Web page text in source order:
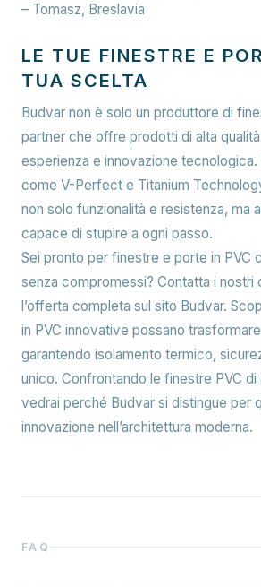
– Tomasz, Breslavia
LE TUE FINESTRE E
TUA SCELTA
Budvar non è solo un produttore di
partner che offre prodotti di alta
esperienza e innovazione tecnologica.
come V-Perfect e Titanium
non solo funzionalità e resistenza, ma
capace di stupire a ogni passo.
Sei pronto per finestre e porte in PVC
senza compromessi? Contatta i nostri
l’offerta completa sul sito Budvar.
in PVC innovative possano
garantendo isolamento termico,
unico. Confrontando le finestre PVC
vedrai perché Budvar si distingue per
innovazione nell’architettura moderna.
FAQ